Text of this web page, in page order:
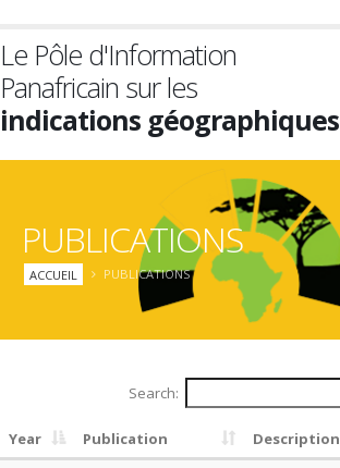
contenu
principal
Le Pôle d'Information
Panafricain sur les
indications géographiques
PUBLICATIONS
Fil
ACCUEIL PUBLICATIONS
Search:
Year Publication Description